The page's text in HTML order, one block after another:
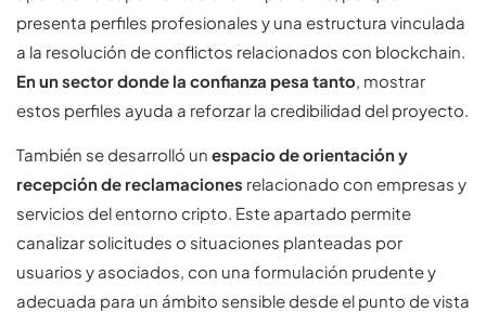
presenta perfiles profesionales y una estructura vinculada
a la resolución de conflictos relacionados con blockchain.
En un sector donde la confianza pesa tanto , mostrar
estos perfiles ayuda a reforzar la credibilidad del proyecto.
También se desarrolló un espacio de orientación y
recepción de reclamaciones relacionado con empresas y
servicios del entorno cripto. Este apartado permite
canalizar solicitudes o situaciones planteadas por
usuarios y asociados, con una formulación prudente y
adecuada para un ámbito sensible desde el punto de vista